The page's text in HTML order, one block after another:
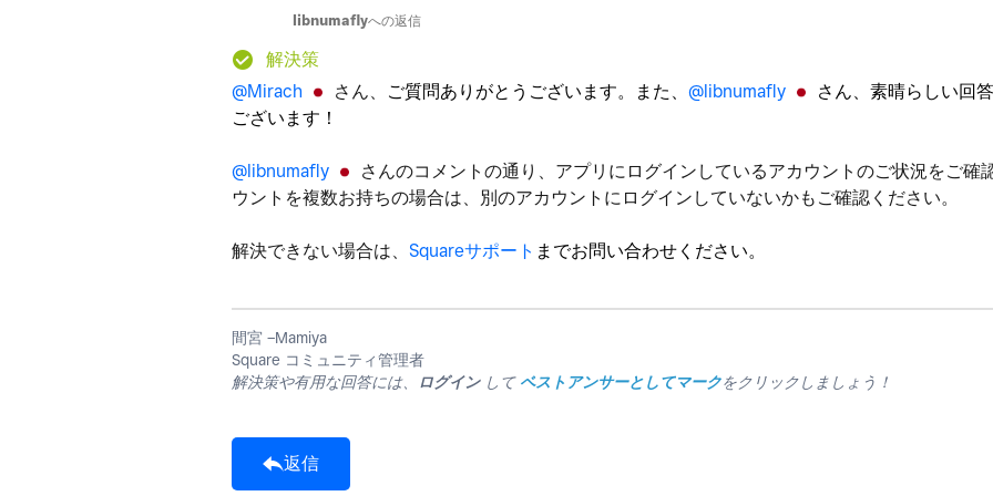
libnumaflyへの返信
解決策
@Mirach
さん、 ご質問ありがとうございます。また、 @libnumafly
さん、素晴らしい回
ございます！
@libnumafly
さんのコメントの通り、アプリにログインしているアカウントのご状況をご確
ウントを複数お持ちの場合は、別のアカウントにログインしていないかもご確認ください。
解決できない場合は、 Squareサポート までお問い合わせください。
間宮 −Mamiya
Square コミュニティ管理者
解決策や有用な回答には、
ログインして ベストアンサーとしてマークをクリックしましょう！
返信